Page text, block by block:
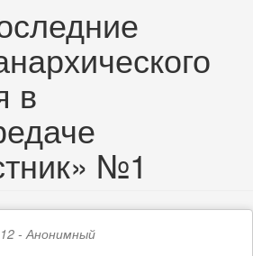
в
№1
-Анонимный